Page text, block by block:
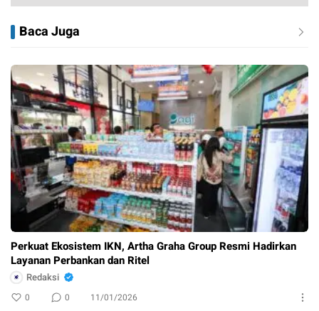
Baca Juga
Perkuat Ekosistem IKN, Artha Graha Group Resmi Hadirkan
Layanan Perbankan dan Ritel
Redaksi
0 0 11/01/2026